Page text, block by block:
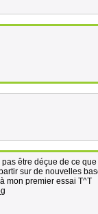
être déçue de ce que
sur de nouvelles
mon premier essai T^T